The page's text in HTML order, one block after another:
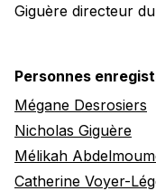
Giguère directeur
Personnes
Mégane Desrosiers
Nicholas Giguère
Mélikah
Catherine Voyer-